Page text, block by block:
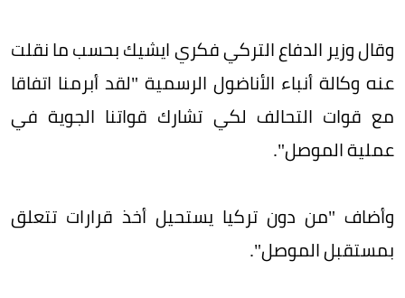
وقال وزير الدفاع التركي فكري ايشيك بحسب ما نقلت
عنه وكالة أنباء الأناضول الرسمية "لقد أبرمنا اتفاقا
مع قوات التحالف لكي تشارك قواتنا الجوية في
عملية الموصل".
وأضاف "من دون تركيا يستحيل أخذ قرارات تتعلق
بمستقبل الموصل".